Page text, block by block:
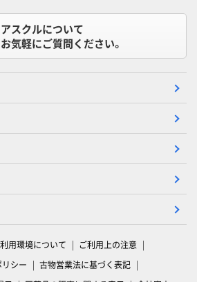
アスクルについて
お気軽にご質問ください。
用環境について
ご利用上の注意
シー
古物営業法に基づく表記